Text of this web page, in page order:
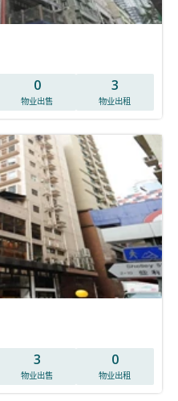
0
物业出售
3
物业出租
3
物业出售
0
物业出租